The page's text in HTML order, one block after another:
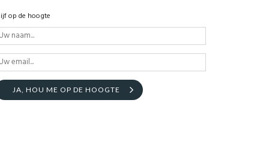
op de hoogte
JA, HOU ME OP DE HOOGTE